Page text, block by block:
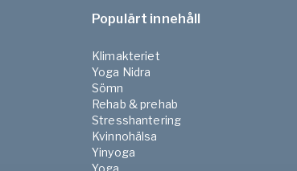
Populärt innehåll
Klimakteriet
Yoga Nidra
Sömn
Rehab & prehab
Stresshantering
Kvinnohälsa
Yinyoga
Yoga